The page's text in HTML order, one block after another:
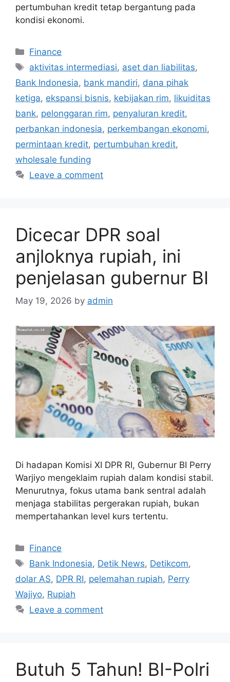
pertumbuhan kredit tetap bergantung pada
kondisi ekonomi.
Categories
Finance
Tags
aktivitas intermediasi, aset dan liabilitas,
Bank Indonesia, bank mandiri, dana pihak
ketiga, ekspansi bisnis, kebijakan rim, likuiditas
bank, pelonggaran rim, penyaluran kredit,
perbankan indonesia, perkembangan ekonomi,
permintaan kredit, pertumbuhan kredit,
wholesale funding
Leave a comment
Dicecar DPR soal
anjloknya rupiah, ini
penjelasan gubernur BI
May 19, 2026 by admin
Di hadapan Komisi XI DPR RI, Gubernur BI Perry
Warjiyo mengeklaim rupiah dalam kondisi stabil.
Menurutnya, fokus utama bank sentral adalah
menjaga stabilitas pergerakan rupiah, bukan
mempertahankan level kurs tertentu.
Categories
Finance
Tags
Bank Indonesia, Detik News, Detikcom,
dolar AS, DPR RI, pelemahan rupiah, Perry
Wajiyo, Rupiah
Leave a comment
Butuh 5 Tahun! BI-Polri